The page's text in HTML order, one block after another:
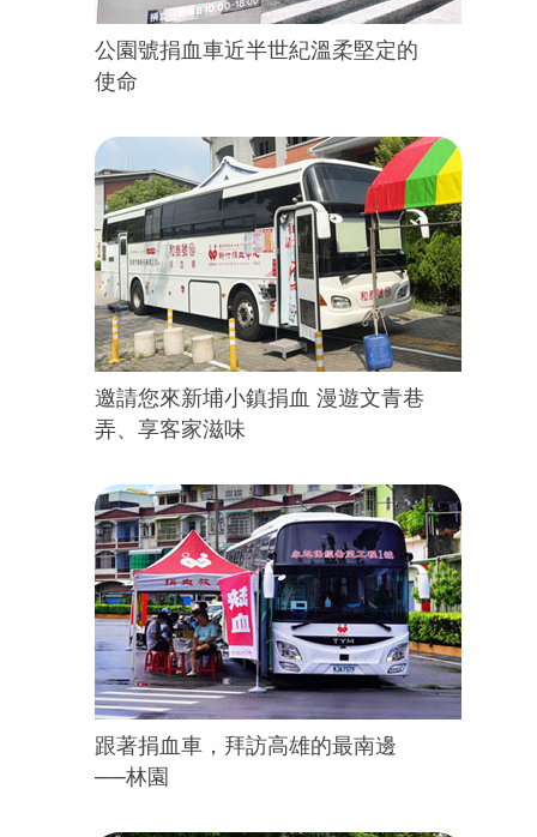
公園號捐血車近半世紀溫柔堅定的
使命
邀請您來新埔小鎮捐血 漫遊文青巷
弄、享客家滋味
跟著捐血車，拜訪高雄的最南邊
──林園